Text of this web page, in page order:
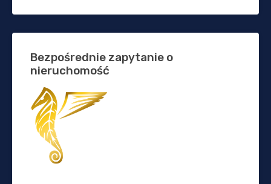
Bezpośrednie zapytanie o
nieruchomość